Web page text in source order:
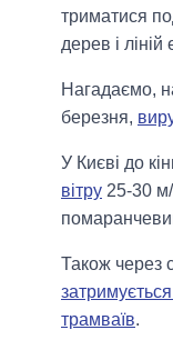
триматися
дерев і ліній
Нагадаємо,
березня,
У Києві до
вітру 25-30
Також через
трамваїв.